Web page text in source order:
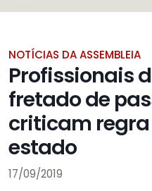
NOTÍCIAS DA ASSEMBLEIA
Profissionais
fretado de
criticam
estado
17/09/2019